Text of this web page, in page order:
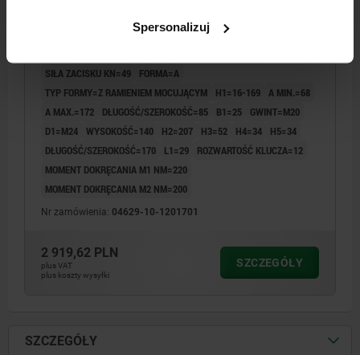
Spersonalizuj
B=85, H=140, STAL ULEPSZENIU CIEP. CZARNY
SIŁA ZACISKU KN=49
FORMA=A
TYP FORMY=Z RAMIENIEM MOCUJĄCYM
H1=16-169 A MIN.=68
A MAX.=172
DŁUGOŚĆ/SZEROKOŚĆ=85 B1=25
GWINT=M20
D1=M24 WYSOKOŚĆ=140 H2=207 H3=52 H4=34
H5=34
DŁUGOŚĆ/SZEROKOŚĆ=170
L1=29
ROZWARTOŚĆ KLUCZA=12
MOMENT DOKRĘCANIA M1 NM=220
MOMENT DOKRĘCANIA M2 NM=200
Nr zamówienia: 04629-10-1201701
2 919,62 PLN
plus VAT
plus koszty wysyłki
SZCZEGÓŁY
SZCZEGÓŁY